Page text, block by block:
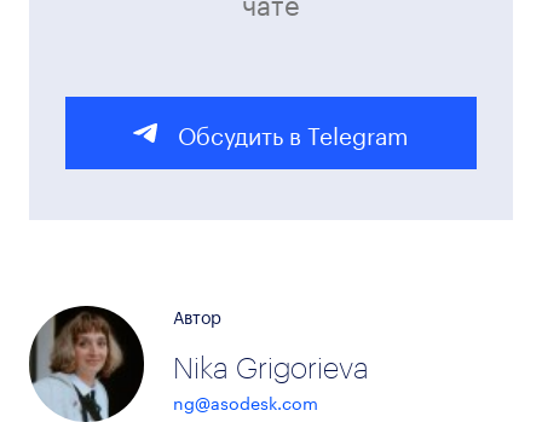
Обсудить в Telegram
Автор
Nika Grigorieva
ng@asodesk.com